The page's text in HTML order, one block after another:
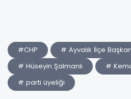
#CHP
# Ayvalık İlçe
# Hüseyin Şalmanlı
#
# parti üyeliği